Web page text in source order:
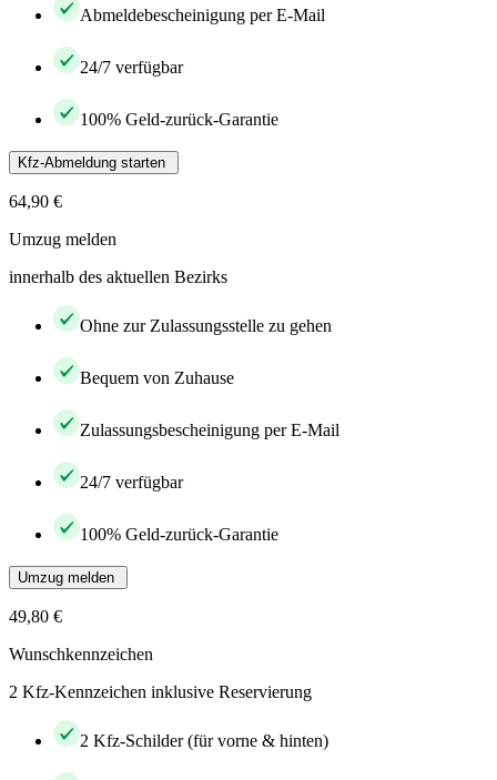
Abmeldebescheinigung per E-Mail
24/7 verfügbar
100% Geld-zurück-Garantie
Kfz-Abmeldung starten
64,90 €
Umzug melden
innerhalb des aktuellen Bezirks
Ohne zur Zulassungsstelle zu gehen
Bequem von Zuhause
Zulassungsbescheinigung per E-Mail
24/7 verfügbar
100% Geld-zurück-Garantie
Umzug melden
49,80 €
Wunschkennzeichen
2 Kfz-Kennzeichen inklusive Reservierung
2 Kfz-Schilder (für vorne & hinten)